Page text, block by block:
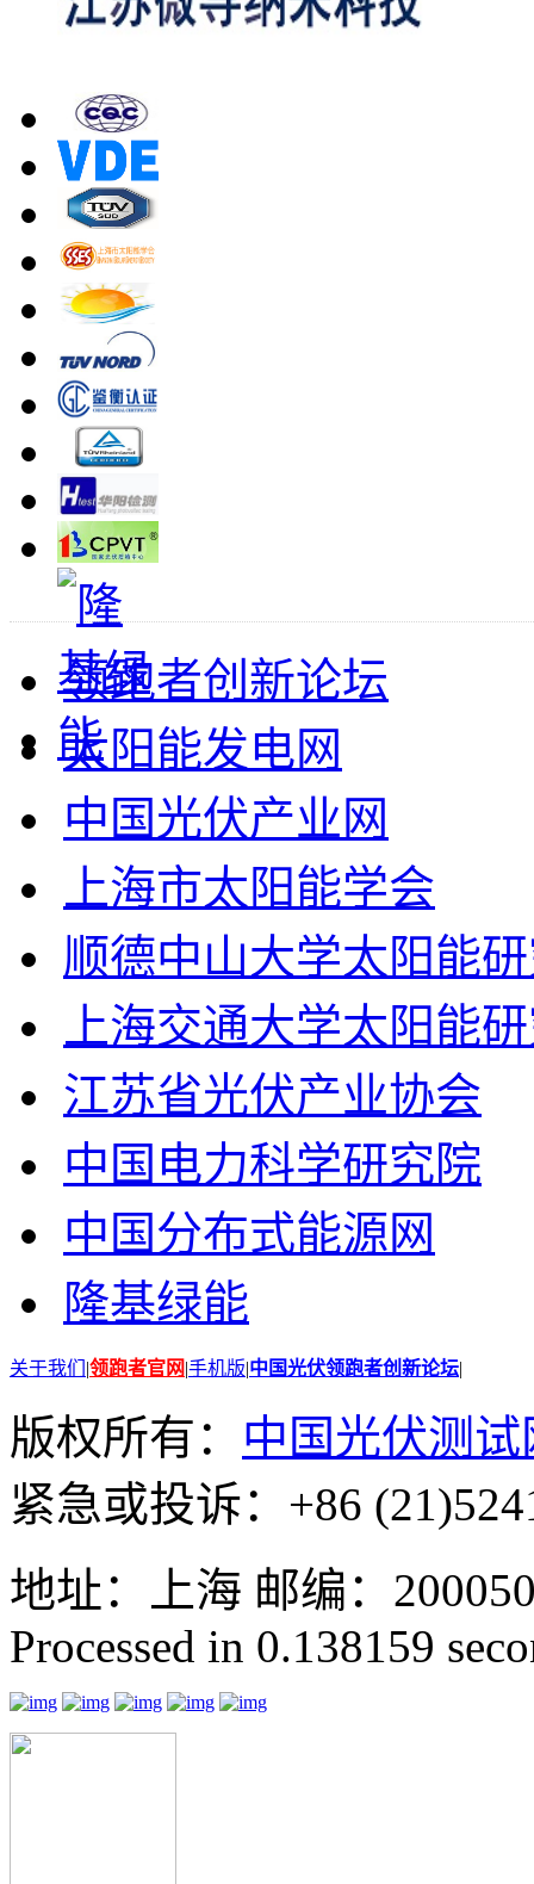
领跑者创新论坛
太阳能发电网
中国光伏产业网
上海市太阳能学会
顺德中山大学太阳能
上海交通大学太阳能
江苏省光伏产业协会
中国电力科学研究院
中国分布式能源网
隆基绿能
关于我们 |领跑者官网|手机版|中国光伏领跑者创新论坛|
版权所有： 中国光伏测试
紧急或投诉：+86
地址：上海 邮编：
Processed in 0.138159